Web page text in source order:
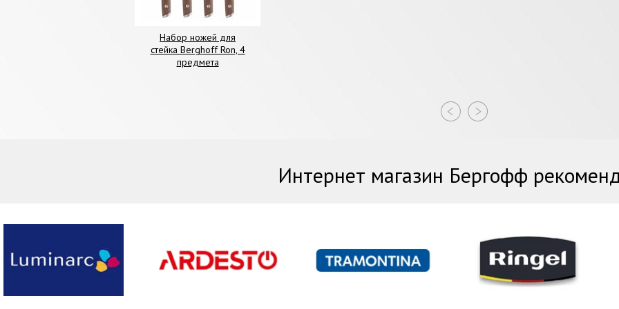
Набор ножей для
стейка Berghoff Ron, 4
предмета
Интернет магазин Бергофф